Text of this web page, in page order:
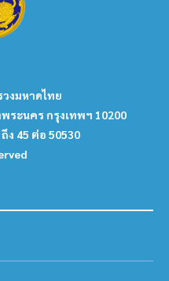
งมหาดไทย
ระนคร กรุงเทพฯ 10200
ง 45 ต่อ 50530